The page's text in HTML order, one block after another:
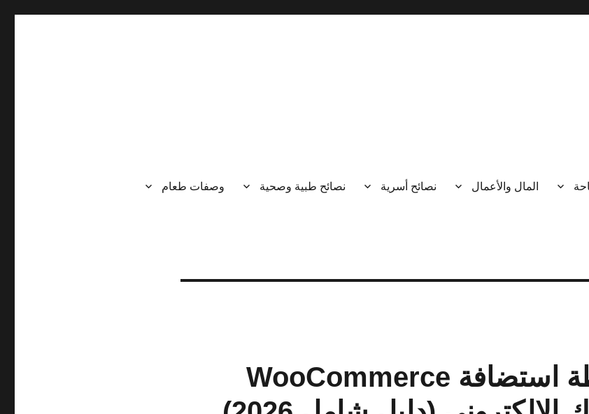
المال والأعمال نصائح أسرية نصائح طبية وصحية وصفات طعام
كيفية اختيار خطة استضافة WooCommerce